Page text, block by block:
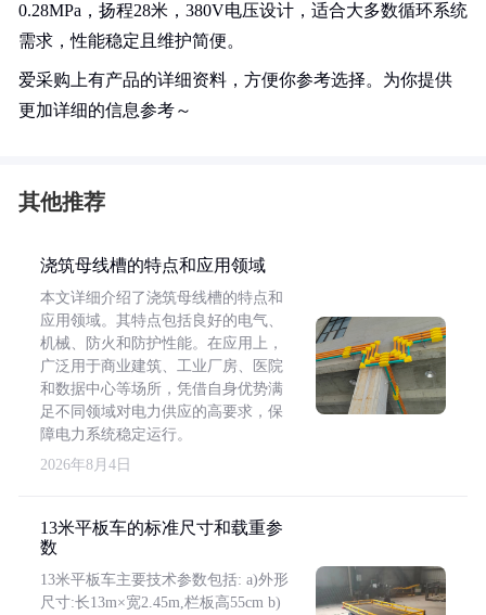
0.28MPa，扬程28米，380V电压设计，适合大多数循环系统
需求，性能稳定且维护简便。
爱采购上有产品的详细资料，方便你参考选择。为你提供
更加详细的信息参考～
其他推荐
浇筑母线槽的特点和应用领域
本文详细介绍了浇筑母线槽的特点和
应用领域。其特点包括良好的电气、
机械、防火和防护性能。在应用上，
广泛用于商业建筑、工业厂房、医院
和数据中心等场所，凭借自身优势满
足不同领域对电力供应的高要求，保
障电力系统稳定运行。
2026年8月4日
13米平板车的标准尺寸和载重参
数
13米平板车主要技术参数包括: a)外形
尺寸:长13m×宽2.45m,栏板高55cm b)